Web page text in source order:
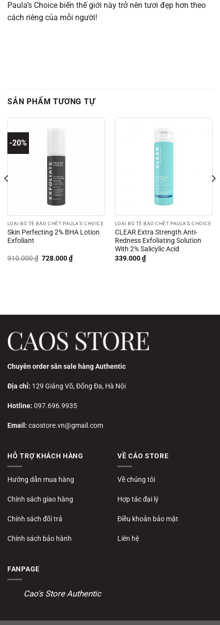
Paula’s Choice biến thế giới này trở nên tươi đẹp hơn theo
cách riêng của mỗi người!
SẢN PHẨM TƯƠNG TỰ
-20%
LOẠI BỎ TẾ BÀO CHẾT PAULA’S CHOICE
Skin Perfecting 2% BHA Lotion
Exfoliant
910.000₫ Giá
728.000₫Giá
hiện
LOẠI BỎ TẾ BÀO CHẾT PAULA’S CHOICE
CLEAR Extra Strength Anti-
Redness Exfoliating Solution
With 2% Salicylic Acid
339.000₫
Chuyên order săn sale hàng Authentic
Địa chỉ: 129 Giảng Võ, Đống Đa, Hà Nội
Hotline: 097.696.9935
Email: caostore.vn@gmail.com
HỖ TRỢ KHÁCH HÀNG
Hướng dẫn mua hàng
Chính sách giao hàng
Chính sách đổi trả
Chính sách bảo hành
VỀ CÁO STORE
Về chúng tôi
Hợp tác đại lý
Điều khoản bảo mật
Liên hệ
FANPAGE
Cao's Store Authentic